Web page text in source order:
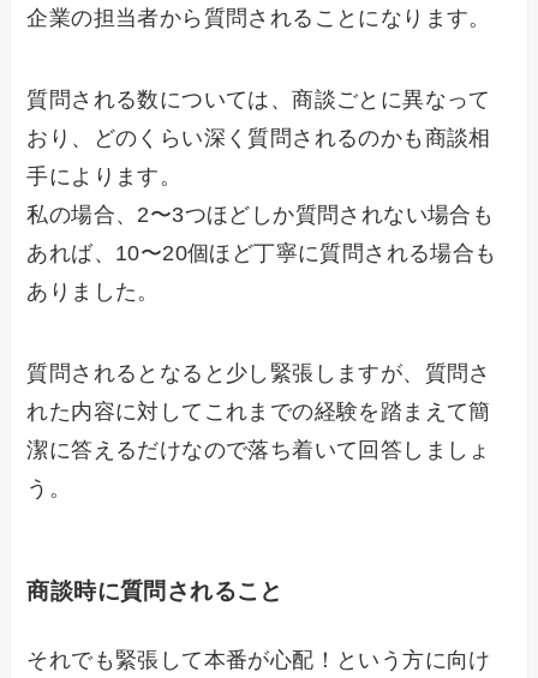
企業の担当者から質問されることになります。
質問される数については、商談ごとに異なって
おり、どのくらい深く質問されるのかも商談相
手によります。
私の場合、2〜3つほどしか質問されない場合も
あれば、10〜20個ほど丁寧に質問される場合も
ありました。
質問されるとなると少し緊張しますが、質問さ
れた内容に対してこれまでの経験を踏まえて簡
潔に答えるだけなので落ち着いて回答しましょ
う。
商談時に質問されること
それでも緊張して本番が心配！という方に向け